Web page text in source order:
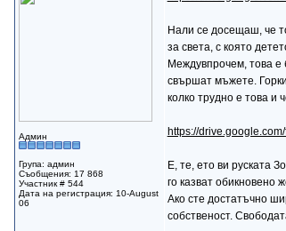
Админ
Група: админ
Съобщения: 17 868
Участник # 544
Дата на регистрация: 10-August
06
Нали се досещаш, че
за света, с която
Междувпрочем, това е
свършат мъжете.
колко трудно е това и
https://
E, те, ето ви руската
го казват обикновено
Ако сте достатъчно
собственост.